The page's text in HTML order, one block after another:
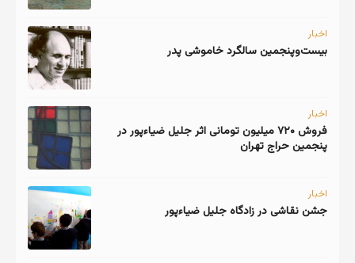
اخبار
اخبار
فروش ۷۲۰ میلیون تومانی اثر جلیل ضیاءپور در
پنجمین حراج تهران
اخبار
جشن نقاشی در زادگاه جلیل ضیاءپور